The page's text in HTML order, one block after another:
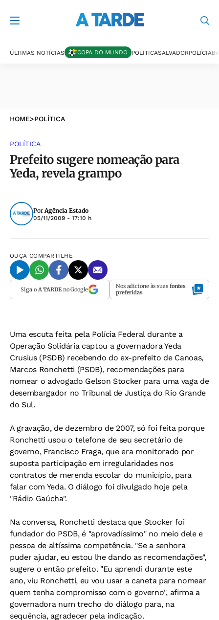
ÚLTIMAS NOTÍCIAS COPA DO MUNDO POLÍTICASALVADORPOLÍCIA
HOME>POLÍTICA
POLÍTICA
Prefeito sugere nomeação para
Yeda, revela grampo
PorAgência Estado
05/11/2009 - 17:10 h
OUÇA COMPARTILHE
Siga o A TARDEno Google Nos adicione às suas fontes
preferidas
Uma escuta feita pela Polícia Federal durante a
Operação Solidária captou a governadora Yeda
Crusius (PSDB) recebendo do ex-prefeito de Canoas,
Marcos Ronchetti (PSDB), recomendações para
nomear o advogado Gelson Stocker para uma vaga de
desembargador no Tribunal de Justiça do Rio Grande
do Sul.
A gravação, de dezembro de 2007, só foi feita porque
Ronchetti usou o telefone de seu secretário de
governo, Francisco Fraga, que era monitorado por
suposta participação em irregularidades nos
contratos de merenda escolar do município, para
falar com Yeda. O diálogo foi divulgado hoje pela
"Rádio Gaúcha".
Na conversa, Ronchetti destaca que Stocker foi
fundador do PSDB, é "aprovadíssimo" no meio dele e
pessoa de altíssima competência. "Se a senhora
puder ajudar, eu estou lhe dando as recomendações",
sugere o então prefeito. "Eu aprendi durante este
ano, viu Ronchetti, eu vou usar a caneta para nomear
quem tenha compromisso com o governo", afirma a
governadora num trecho do diálogo para, na
sequência, agradecer pela indicação.